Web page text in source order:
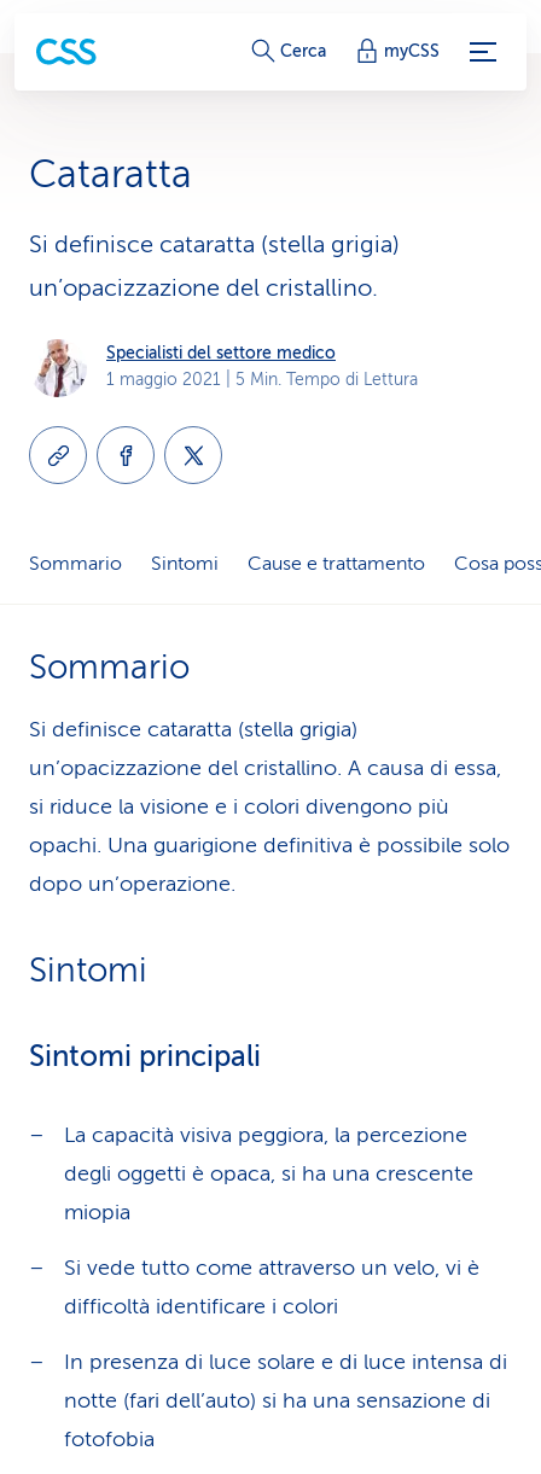
c
e
g
a
m
i
s
e
r
v
o
Cerca myCSS
Cataratta
Si definisce cataratta (stella grigia)
un’opacizzazione del cristallino.
Specialisti del settore medico
1 maggio 2021 | 5 Min. Tempo di Lettura
Sommario Sintomi Cause e trattamento Cosa
Sommario
Si definisce cataratta (stella grigia)
un’opacizzazione del cristallino. A causa di essa,
si riduce la visione e i colori divengono più
opachi. Una guarigione definitiva è possibile solo
dopo un’operazione.
Sintomi
Sintomi principali
La capacità visiva peggiora, la percezione
degli oggetti è opaca, si ha una crescente
miopia
Si vede tutto come attraverso un velo, vi è
difficoltà identificare i colori
In presenza di luce solare e di luce intensa di
notte (fari dell’auto) si ha una sensazione di
fotofobia